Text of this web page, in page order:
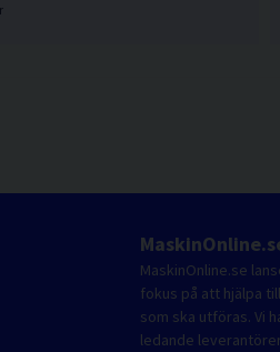
MaskinOnline.se
fokus på att hjälpa
som ska utföras. Vi
ledande